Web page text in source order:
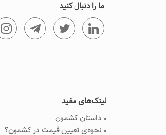
ما را دنبال کنید
لینک‌های مفید
داستان کشمون
نحوه‌ی تعیین قیمت در کشمون؟